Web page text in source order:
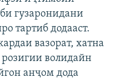
гузаронидани
тартиб додааст.
вазорат, хатна
розигии волидайн
анҷом дода